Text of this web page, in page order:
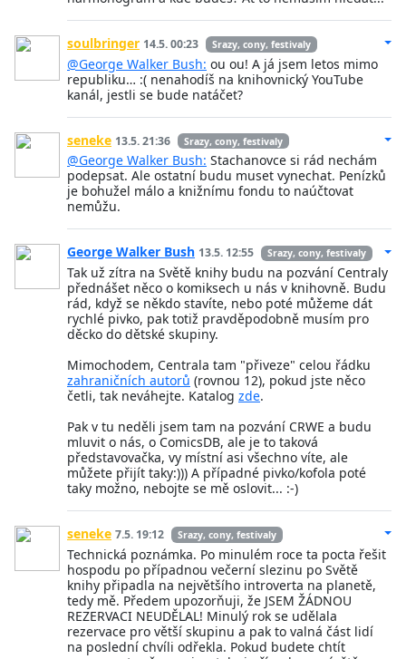
soulbringer 14.5. 00:23 Srazy, cony, festivaly
@George Walker Bush: ou ou! A já jsem letos mimo
republiku… :( nenahodíš na knihovnický YouTube
kanál, jestli se bude natáčet?
seneke 13.5. 21:36 Srazy, cony, festivaly
@George Walker Bush: Stachanovce si rád nechám
podepsat. Ale ostatní budu muset vynechat. Penízků
je bohužel málo a knižnímu fondu to naúčtovat
nemůžu.
George Walker Bush 13.5. 12:55 Srazy, cony, festivaly
Tak už zítra na Světě knihy budu na pozvání Centraly
přednášet něco o komiksech u nás v knihovně. Budu
rád, když se někdo stavíte, nebo poté můžeme dát
rychlé pivko, pak totiž pravděpodobně musím pro
děcko do dětské skupiny.
Mimochodem, Centrala tam "přiveze" celou řádku
zahraničních autorů (rovnou 12), pokud jste něco
četli, tak neváhejte. Katalog zde.
Pak v tu neděli jsem tam na pozvání CRWE a budu
mluvit o nás, o ComicsDB, ale je to taková
představovačka, vy místní asi všechno víte, ale
můžete přijít taky:))) A případné pivko/kofola poté
taky možno, nebojte se mě oslovit... :-)
seneke 7.5. 19:12 Srazy, cony, festivaly
Technická poznámka. Po minulém roce ta pocta řešit
hospodu po případnou večerní slezinu po Světě
knihy připadla na největšího introverta na planetě,
tedy mě. Předem upozorňuji, že JSEM ŽÁDNOU
REZERVACI NEUDĚLAL! Minulý rok se udělala
rezervace pro větší skupinu a pak to valná část lidí
na poslední chvíli odřekla. Pokud budete chtít